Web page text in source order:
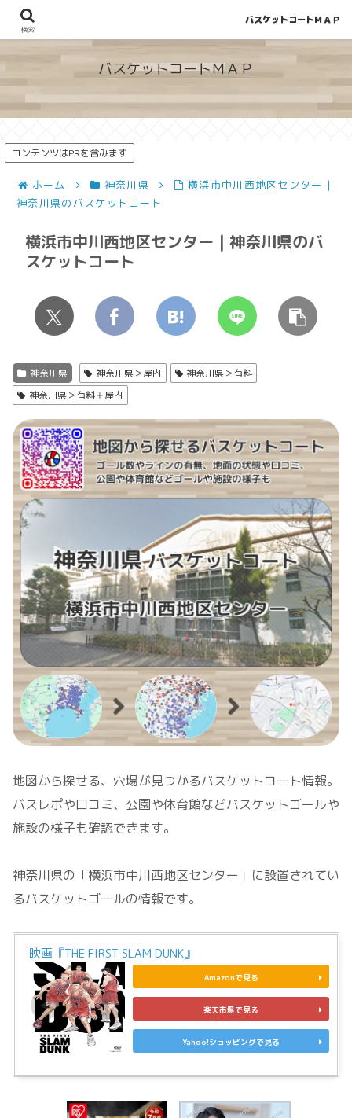
地図から探せる！穴場が見つかるバスケットコート情報
バスケットコートＭＡＰ
コンテンツはPRを含みます
ホーム 神奈川県
横浜市中川西地区センター |
神奈川県のバスケットコート
横浜市中川西地区センター | 神奈川県のバ
スケットコート
神奈川県 神奈川県＞屋内
神奈川県＞有料
神奈川県＞有料＋屋内
地図から探せる、穴場が見つかるバスケットコート情報。
バスレポや口コミ、公園や体育館などバスケットゴールや
施設の様子も確認できます。
神奈川県の「横浜市中川西地区センター」に設置されてい
るバスケットゴールの情報です。
映画『THE FIRST SLAM DUNK』
Amazonで見る
楽天市場で見る
Yahoo!ショッピングで見る
検索
バスケットコートＭＡＰ